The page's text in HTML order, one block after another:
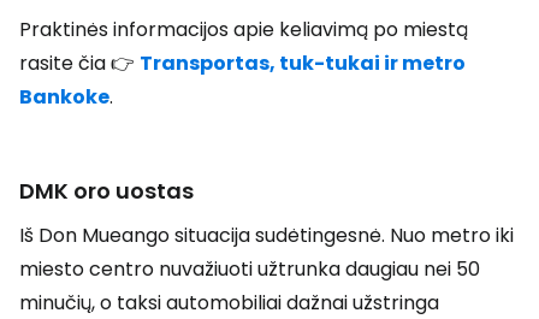
Praktinės informacijos apie keliavimą po miestą
rasite čia 👉 Transportas, tuk-tukai ir metro
Bankoke.
DMK oro uostas
Iš Don Mueango situacija sudėtingesnė. Nuo metro iki
miesto centro nuvažiuoti užtrunka daugiau nei 50
minučių, o taksi automobiliai dažnai užstringa